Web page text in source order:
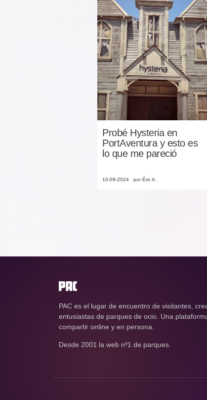
Probé Hysteria en
PortAventura y esto es
lo que me pareció
10-09-2024 por Éric A.
PAC es el lugar de encuentro de visitantes,
entusiastas de parques de ocio. Una
compartir online y en persona.
Desde 2001 la web nº1 de parques.